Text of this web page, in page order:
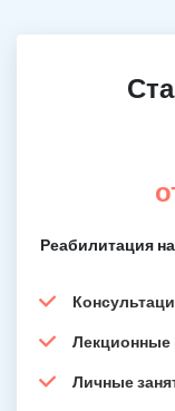
Реабилитация
Лекционные
Личные